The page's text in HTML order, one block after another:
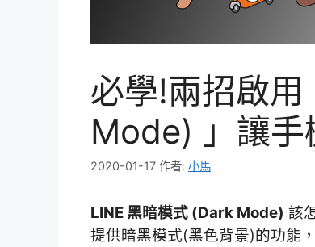
必學!兩招啟
Mode) 」讓手
2020-01-17 作者: 小馬
LINE 黑暗模式 (Dark Mode) 該
提供暗黑模式(黑色背景)的功能